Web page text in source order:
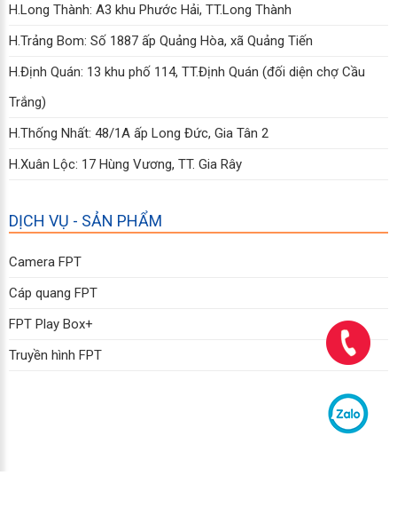
H.Long Thành: A3 khu Phước Hải, TT.Long Thành
H.Trảng Bom: Số 1887 ấp Quảng Hòa, xã Quảng Tiến
H.Định Quán: 13 khu phố 114, TT.Định Quán (đối diện chợ Cầu
Trắng)
H.Thống Nhất: 48/1A ấp Long Đức, Gia Tân 2
H.Xuân Lộc: 17 Hùng Vương, TT. Gia Rây
DỊCH VỤ - SẢN PHẨM
Camera FPT
Cáp quang FPT
FPT Play Box+
Truyền hình FPT